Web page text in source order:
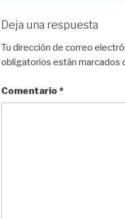
Deja una respuesta
Tu dirección de correo
obligatorios están marcados
Comentario *